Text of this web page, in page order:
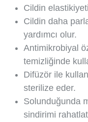
Cildin
Cildin daha
yardımcı olur.
Antimikrobiyal
temizliğinde
Difüzör ile
sterilize eder.
Solunduğunda
sindirimi